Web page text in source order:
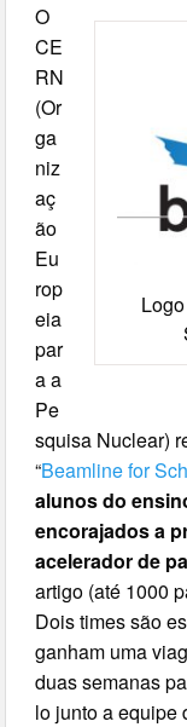
O
CE
RN
(Or
ga
niz
aç
ão
Eu
rop
eia
par
a a
Pe
squisa Nuclear)
“Beamline for
alunos do
encorajados a
acelerador de
artigo (até 1000
Dois times são
ganham uma
duas semanas
lo junto a equipe